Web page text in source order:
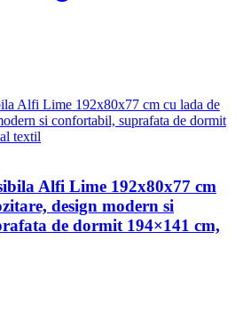
Alfi Lime 192x80x77 cm
design modern si
de dormit 194×141 cm,